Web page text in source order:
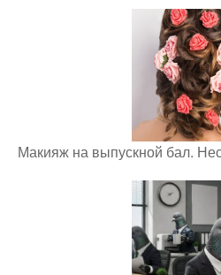
Макияж на выпускной бал.